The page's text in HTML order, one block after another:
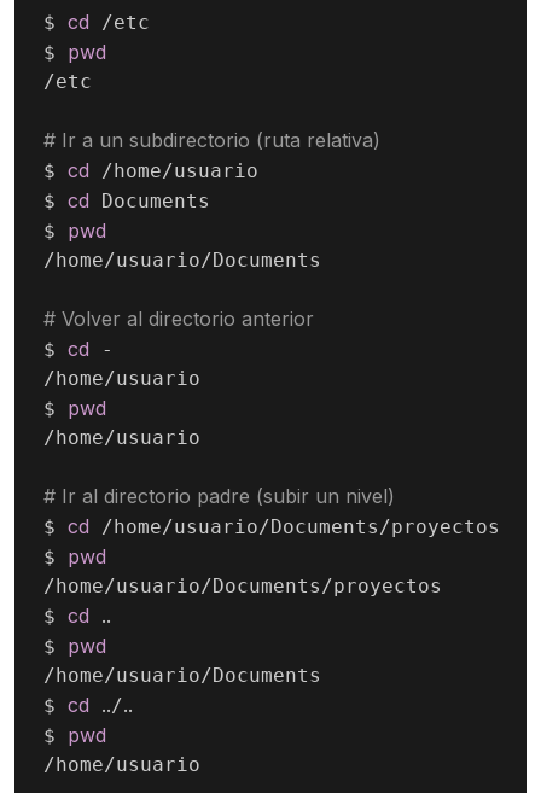
$ cd /etc
$ pwd
/etc
# Ir a un subdirectorio (ruta relativa)
$ cd /home/usuario
$ cd Documents
$ pwd
/home/usuario/Documents
# Volver al directorio anterior
$ cd -
/home/usuario
$ pwd
/home/usuario
# Ir al directorio padre (subir un nivel)
$ cd /home/usuario/Documents/proyectos
$ pwd
/home/usuario/Documents/proyectos
$ cd ..
$ pwd
/home/usuario/Documents
$ cd ../..
$ pwd
/home/usuario